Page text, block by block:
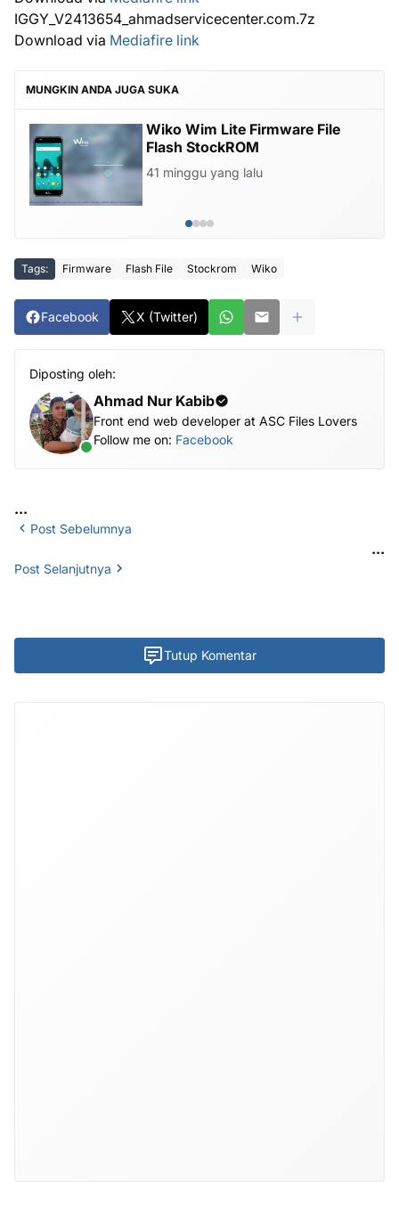
IGGY_V2413654_ahmadservicecenter.com.7z
Download via Mediafire link
MUNGKIN ANDA JUGA SUKA
Wiko Wim Lite Firmware File
Flash StockROM
41 minggu yang lalu
Tags: Firmware Flash File Stockrom Wiko
Facebook X (Twitter)
Diposting oleh:
Ahmad Nur Kabib
Front end web developer at ASC Files Lovers
Follow me on: Facebook
...
Post Sebelumnya
...
Post Selanjutnya
Tutup Komentar